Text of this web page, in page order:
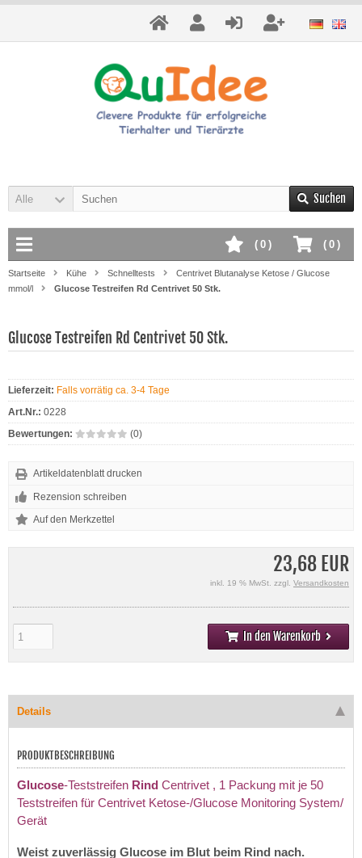
Alle Suchen
( 0 )
( 0 )
Startseite Kühe Schnelltests
Centrivet Blutanalyse Ketose / Glucose
mmol/l
Glucose Testreifen Rd Centrivet 50 Stk.
Glucose Testreifen Rd Centrivet 50 Stk.
23,68 EUR
inkl. 19 % MwSt. zzgl. Versandkosten
In den Warenkorb
Lieferzeit: Falls vorrätig ca. 3-4 Tage
Art.Nr.: 0228
Bewertungen:
(0)
Artikeldatenblatt drucken
Rezension schreiben
Details
PRODUKTBESCHREIBUNG
Glucose-Teststreifen Rind Centrivet , 1 Packung mit je 50
Teststreifen für Centrivet Ketose-/Glucose Monitoring System/
Gerät
Weist zuverlässig Glucose im Blut beim Rind nach.